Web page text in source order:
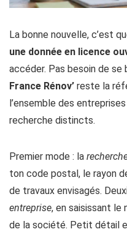
La bonne nouvelle, c’est
une donnée en licence
accéder. Pas besoin de
France Rénov’ reste la
l’ensemble des
recherche distincts.
Premier mode : la
ton code postal, le rayon
de travaux envisagés.
entreprise, en saisissant le
de la société. Petit détail